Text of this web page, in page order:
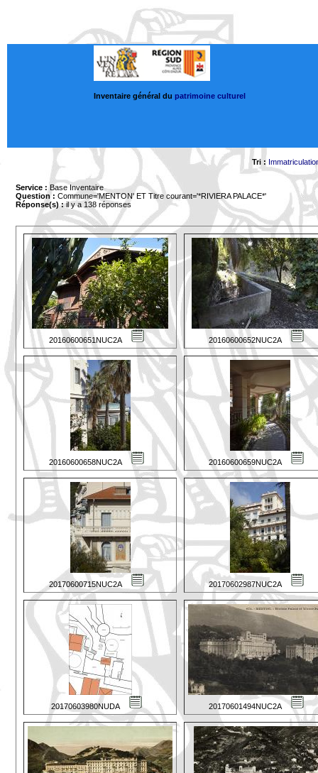
Inventaire général du patrimoine culturel
Tri :
Service : Base Inventaire
Question : Commune='MENTON' ET Titre courant='*RIVIERA PALACE*'
Réponse(s) :il y a 138 réponses
20160600651NUC2A 20160600652NUC2A
20160600658NUC2A 20160600659NUC2A
20170600715NUC2A 20170602987NUC2A
20170603980NUDA 20170601494NUC2A